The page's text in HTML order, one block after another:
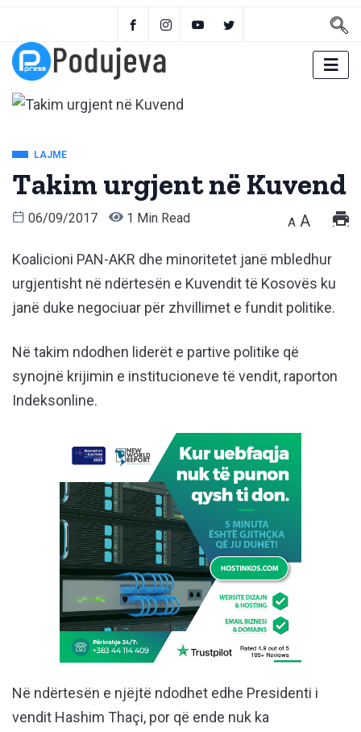
LAJME
Takim urgjent në Kuvend
06/09/2017 1 Min Read A A
Koalicioni PAN-AKR dhe minoritetet janë mbledhur
urgjentisht në ndërtesën e Kuvendit të Kosovës ku
janë duke negociuar për zhvillimet e fundit politike.
Në takim ndodhen liderët e partive politike që
synojnë krijimin e institucioneve të vendit, raporton
Indeksonline.
Në ndërtesën e njëjtë ndodhet edhe Presidenti i
vendit Hashim Thaçi, por që ende nuk ka